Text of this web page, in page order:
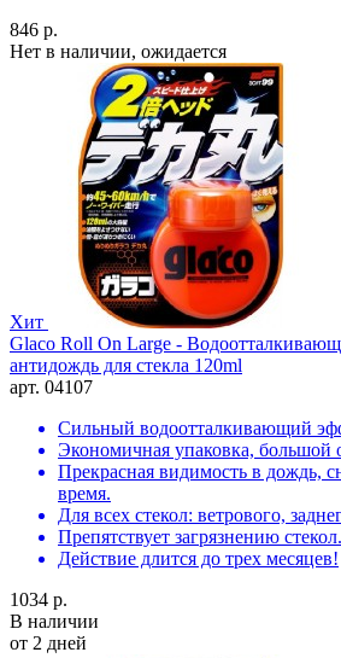
846 р.
Нет в наличии, ожидается
Хит
Glaco Roll On Large -
антидождь для стекла 120ml
арт. 04107
Сильный водоотталкивающий
Экономичная упаковка, большой
Прекрасная видимость в дождь,
время.
Для всех стекол: ветрового,
Препятствует загрязнению стекол.
Действие длится до трех месяцев!
1034 р.
В наличии
от 2 дней